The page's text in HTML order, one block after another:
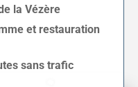
la Vézère
et restauration
sans trafic